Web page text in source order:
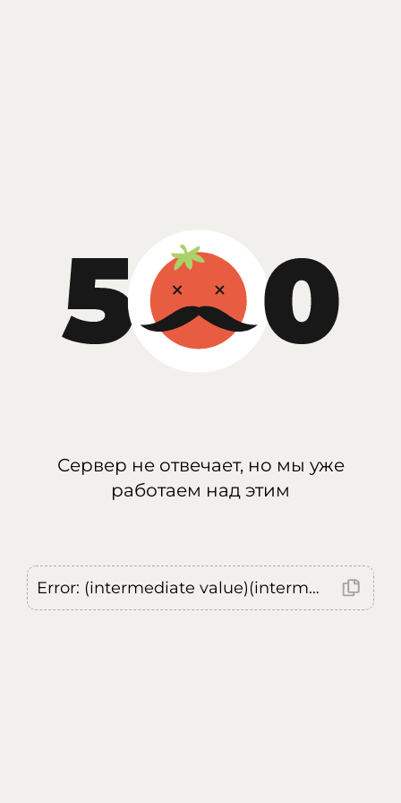
Сервер не отвечает, но мы уже
работаем над этим
Error: (intermediate value)(intermediate value)(intermediate value).replaceAll is not a function